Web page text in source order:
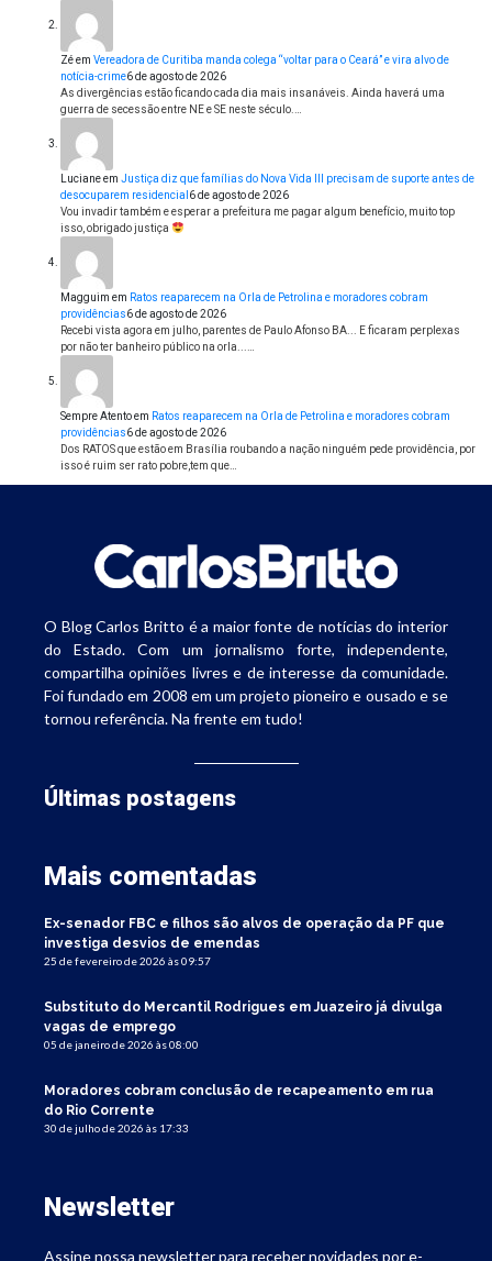
Zéem Vereadora de Curitiba manda colega “voltar para o Ceará” e vira alvo de
notícia-crime6 de agosto de 2026
As divergências estão ficando cada dia mais insanáveis. Ainda haverá uma
guerra de secessão entre NE e SE neste século.…
Lucianeem Justiça diz que famílias do Nova Vida III precisam de suporte antes de
desocuparem residencial 6 de agosto de 2026
Vou invadir também e esperar a prefeitura me pagar algum benefício, muito top
isso, obrigado justiça
Magguim em Ratos reaparecem na Orla de Petrolina e moradores cobram
providências6 de agosto de 2026
Recebi vista agora em julho, parentes de Paulo Afonso BA... E ficaram perplexas
por não ter banheiro público na orla...…
Sempre Atentoem Ratos reaparecem na Orla de Petrolina e moradores cobram
providências6 de agosto de 2026
Dos RATOS que estão em Brasília roubando a nação ninguém pede providência, por
isso é ruim ser rato pobre,tem que…
O Blog Carlos Britto é a maior fonte de notícias do interior
do Estado. Com um jornalismo forte, independente,
compartilha opiniões livres e de interesse da comunidade.
Foi fundado em 2008 em um projeto pioneiro e ousado e se
tornou referência. Na frente em tudo!
Últimas postagens
Mais comentadas
Ex-senador FBC e filhos são alvos de operação da PF que
investiga desvios de emendas
25 de fevereiro de 2026 às 09:57
Substituto do Mercantil Rodrigues em Juazeiro já divulga
vagas de emprego
05 de janeiro de 2026 às 08:00
Moradores cobram conclusão de recapeamento em rua
do Rio Corrente
30 de julho de 2026 às 17:33
Newsletter
Assine nossa newsletter para receber novidades por e-